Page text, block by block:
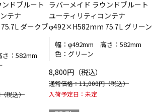
ドブルート
テナ
ダークブ
さ： 582mm
（税込）
ラバーメイド ラウンドブルート
ユーティリティコンテナ
φ492×H582mm 75.7L グリーン
幅： φ492mm 高さ： 582mm
色： グリーン
8,800円（税込）
通常価格：11,000円（税込）
入荷予定日： 未定